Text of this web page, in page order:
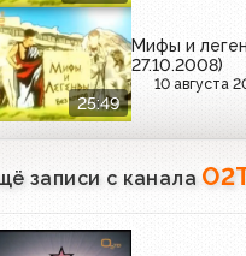
25:49
Мифы и
27.10.2008)
10 августа
записи с канала